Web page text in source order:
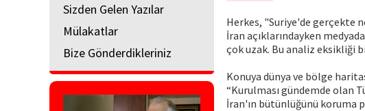
Sizden Gelen Yazılar
Mülakatlar
Bize Gönderdikleriniz
Herkes, "Suriye'de gerçekte
İran açıklarındayken
çok uzak. Bu analiz eksikliği
Konuya dünya ve bölge
“Kurulması gündemde olan
İran'ın bütünlüğünü koruma